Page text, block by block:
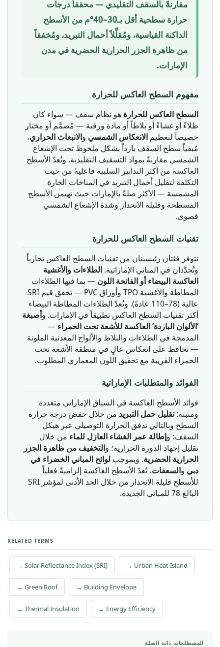
مقارنةً بالسقف التقليدي — محققاً درجات
حرارة سطحية أقل بـ30–40°م من الأسطح
الداكنة القياسية، ومُقلِّلاً أحمال التبريد، ومُخففاً
من ظاهرة الجزر الحرارية الحضرية في مدن
الإمارات.
مفهوم السطح العاكس للحرارة
السطح العاكس للحرارة هو نظام سقف — سواء كان
طلاءً أو غشاءً أو بلاطاً أو مادة ورقية — مُصمَّم أو مختار
خصيصاً لتعظيم الانعكاس الشمسي والانبعاث الحراري،
مُبقياً سطح السقف بارداً بشكل ملحوظ تحت الإشعاع
الشمسي مقارنةً بمواد التسقيف التقليدية. وتُعدّ الأسطح
العاكسة من أكثر التدابير السلبية فاعليةً من حيث
التكلفة لتقليل أحمال التبريد في المناخات الحارة
المشمسة — الأكثر صلةً بالإمارات حيث تهيمن الأسطح
المسطحة وقليلة الانحدار وشدة الإشعاع الشمسي
قصوى.
تقنيات السطح العاكس للحرارة
تتوفر فئتان رئيسيتان من تقنيات السطح العاكس تجارياً
وتُحدَّدان في المباني الإماراتية. الطلاءات والأغشية
العاكسة البيضاء أو الفاتحة اللون — بما فيها الطلاءات
المطاطة والأغشية TPO وأوراق PVC — تحقق قيم SRI
عالية (78–110 عادةً). وتُعدّ الطلاءات المطاطة البيضاء
أكثر تقنيات السطح العاكس تطبيقاً في الإمارات. وأصبغة
‘الألوان الباردة’ العاكسة للأشعة تحت الحمراء —
المدمجة في الطلاءات والبلاط والألواح المعدنية الملونة
— تحافظ على انعكاس عالٍ في منطقة الأشعة تحت
الحمراء القريبة مع تحقيق اللون المعماري المطلوب.
الفوائد والمتطلبات الإماراتية
فوائد الأسطح العاكسة في السياق الإماراتي متعددة
ومثبتة:تقليل حمل التبريد من خلال خفض درجة حرارة
السطح وبالتالي تدفق الحرارة التوصيلي عبر هيكل
السقف؛ وإطالة عمر الغشاء العازل للماء من خلال
تقليل إجهاد الدورة الحرارية؛ والتخفيف من ظاهرة الجزر
الحرارية الحضرية. وبموجب لوائح المباني الخضراء في
دبي والسعفات، تُعدّ الأسطح العاكسة إلزاميةً فعلياً
للأسطح قليلة الانحدار من خلال الحد الأدنى لمؤشر SRI
البالغ 78 للمباني الجديدة.
RELATED TERMS
→ Solar Reflectance Index (SRI) → Urban Heat Island
→ Green Roof → Building Envelope
→ Thermal Insulation → Energy Efficiency
المصطلحات ذات الصلة